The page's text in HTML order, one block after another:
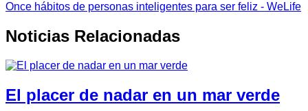
Once hábitos de personas inteligentes para ser feliz - WeLife
Noticias Relacionadas
El placer de nadar en un mar verde